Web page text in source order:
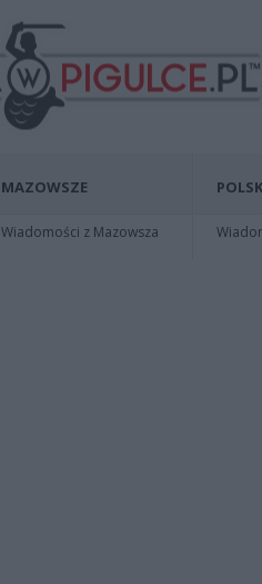
MAZOWSZE
Wiadomości z Mazowsza